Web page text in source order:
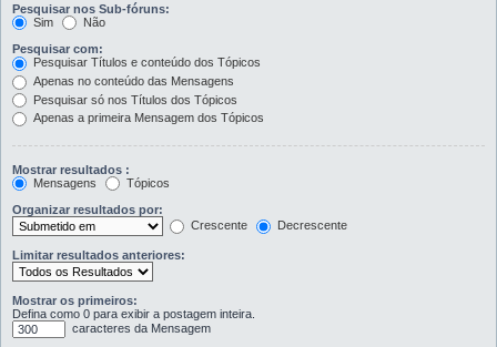
Pesquisar nos Sub-fóruns:
Sim
Não
Pesquisar com:
Pesquisar Títulos e conteúdo dos Tópicos
Apenas no conteúdo das Mensagens
Pesquisar só nos Títulos dos Tópicos
Apenas a primeira Mensagem dos Tópicos
Mostrar resultados :
Mensagens
Tópicos
Organizar resultados por:
Crescente
Decrescente
Limitar resultados anteriores:
Mostrar os primeiros:
Defina como 0 para exibir a postagem inteira.
caracteres da Mensagem